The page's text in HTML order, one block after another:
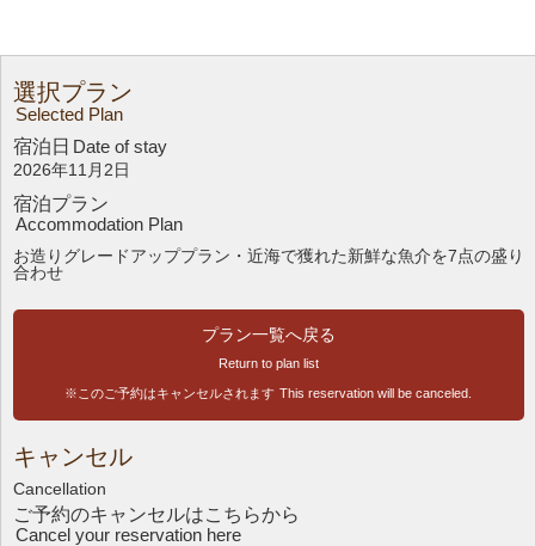
選択プラン
Selected Plan
宿泊日 Date of stay
2026年11月2日
宿泊プラン
Accommodation Plan
お造りグレードアッププラン・近海で獲れた新鮮な魚介を7点の盛り
合わせ
プラン一覧へ戻る
Return to plan list
※このご予約はキャンセルされます This reservation will be canceled.
キャンセル
Cancellation
ご予約のキャンセルはこちらから
Cancel your reservation here